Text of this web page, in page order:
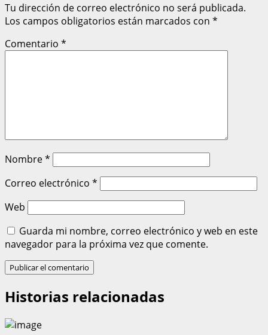
Tu dirección de correo electrónico no será publicada.
Los campos obligatorios están marcados con *
Comentario *
Nombre*
Correo electrónico *
Web
Guarda mi nombre, correo electrónico y web en este
navegador para la próxima vez que comente.
Historias relacionadas